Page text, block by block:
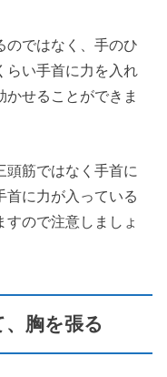
のではなく、手のひ
らい手首に力を入れ
せることができま
頭筋ではなく手首に
首に力が入っている
ので注意しましょ
胸を張る